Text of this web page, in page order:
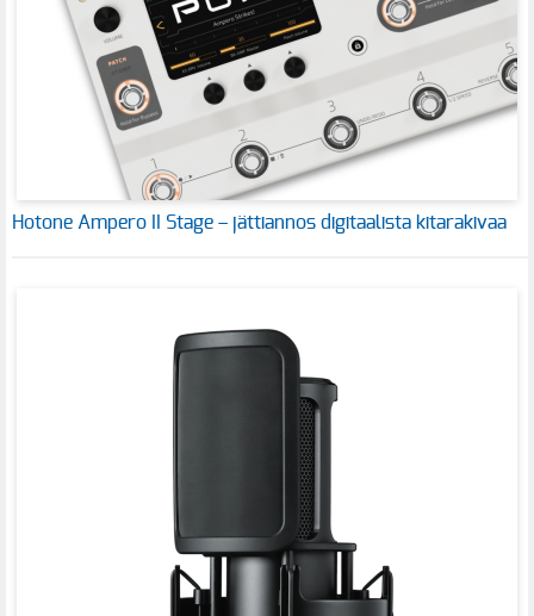
Hotone Ampero II Stage – jättiannos digitaalista kitarakivaa